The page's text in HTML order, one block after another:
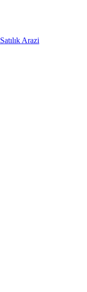
Satılık Arazi